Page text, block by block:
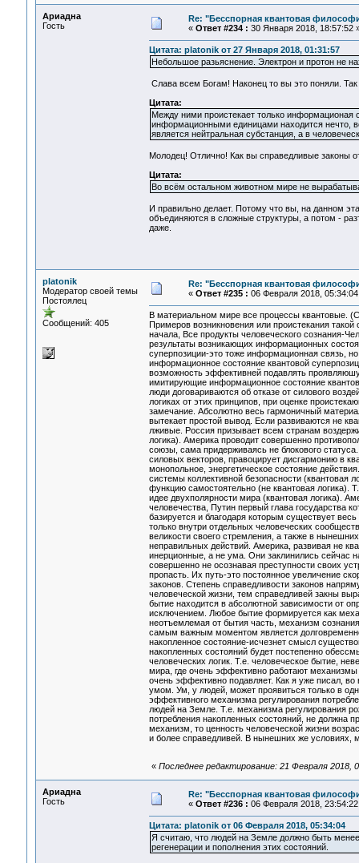
Ариадна
Гость
Re: "Бесспорная квантовая
« Ответ #234 : 30 Января 2018, 18:57:52
Цитата: platonik от 27 Января 2018, 01:31:57
Небольшое разьяснение. Электрон и протон не
Слава всем Богам! Наконец то вы это поняли.
Цитата:
Между ними проистекает только информационая
информационными единицами находится нечто,
является нейтральная субстанция, а в
Молодец! Отлично! Как вы справедливые законы
Цитата:
Во всём остальном животном мире не
И правильно делает. Потому что вы, на данном
объединяются в сложные структуры, а потом -
даже.
platonik
Модератор своей темы
Постоялец
Сообщений: 405
Re: "Бесспорная квантовая
« Ответ #235 : 06 Февраля 2018,
В материальном мире все процессы квантовые.
Примеров возникновения или проистекания
начала, Все продукты человеческого сознания-
результаты возникающих информационных
суперпозиции-это тоже информационная связь,
информационное состояние квантовой
возможность эффективней подавлять
имитирующие информационное состояние
люди договариваются об отказе от силового
логиках от этих принципов, при оценке
замечание. Абсолютно весь гармоничный
вытекает простой вывод. Если развиваются не
лживые. Россия призывает всем странам
логика). Америка проводит совершенно
союзы, сама придерживаясь не блокового
силовых векторов, правоцирует дисгармонию в
монопольное, энергетическое состояние
системы коллективной безопасности (квантовая
функцию самостоятельно (не квантовая логика).
идее двухполярности мира (квантовая логика).
человечества, Путин первый глава государства
базируется и благодаря которым существует
только внутри отдельных человеческих
великости своего стремления, а также в
неправильных действий. Америка, развивая не
инерционные, а не ума. Они заклинились сейчас
совершенно не осознавая преступности своих
пропасть. Их путь-это постоянное увеличение
законов. Степень справедливости законов
человеческой жизни, тем справедливей закны
бытие находится в абсолютной зависимости от
исключением. Любое бытие формируется как
неотъемлемая от бытия часть, механизм
самым важным моментом является
накопленное состояние-исчезнет смысл
накопленных состояний будет постепенно
человеческих логик. Т.е. человеческое бытие,
мира, где очень эффективно работают механизмы
очень эффективно подавляет. Как я уже писал,
умом. Ум, у людей, может проявиться только в
эффективного механизма регулирования
людей на Земле. Т.е. механизма регулирования
потребления накопленных состояний, не должна
механизм, то ценность человеческой жизни
и более справедливей. В нынешних же
« Последнее редактирование: 21 Февраля 2018,
Ариадна
Гость
Re: "Бесспорная квантовая
« Ответ #236 : 06 Февраля 2018,
Цитата: platonik от 06 Февраля 2018, 05:34:04
Я считаю, что людей на Земле должно быть
регенерации и пополнения этих состояний.